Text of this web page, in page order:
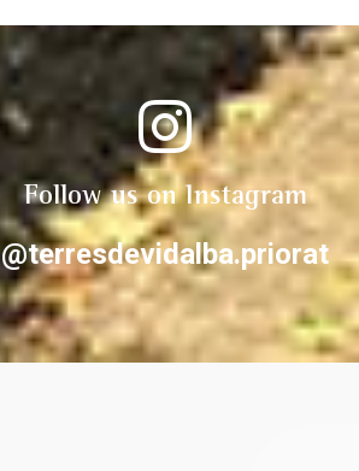
proyecto.
apasionados del
tras la ruta te
cariño los vinos
Volveremos y
Follow us on Instagram
@terresdevidalba.priorat